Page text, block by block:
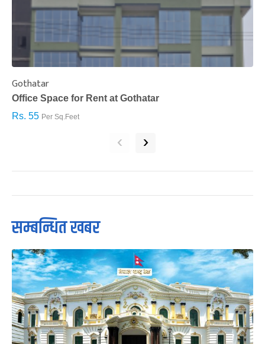
Gothatar
Office Space for Rent at Gothatar
Rs. 55 Per Sq.Feet
‹ ›
सम्बन्धित खबर